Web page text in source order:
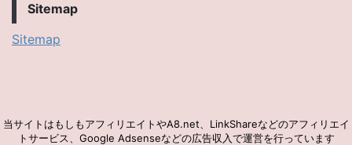
Sitemap
Sitemap
当サイトはもしもアフィリエイトやA8.net、LinkShareなどのアフィリエイ
トサービス、Google Adsenseなどの広告収入で運営を行っています